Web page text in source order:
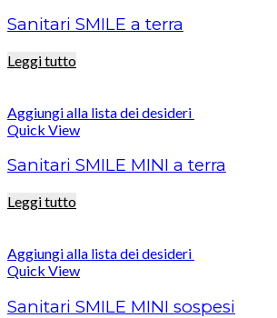
Sanitari SMILE a terra
Leggi tutto
Aggiungi alla lista dei desideri
Quick View
Sanitari SMILE MINI a terra
Leggi tutto
Aggiungi alla lista dei desideri
Quick View
Sanitari SMILE MINI sospesi